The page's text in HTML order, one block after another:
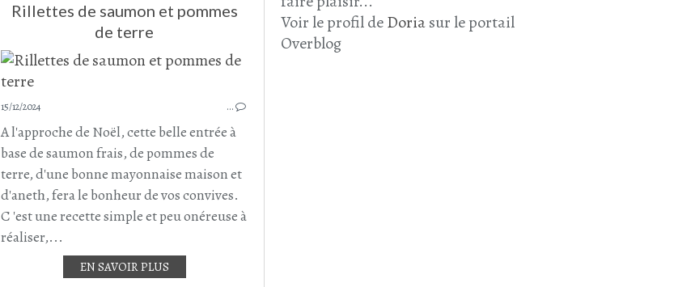
CAROTTE
CHAMPIGNONS
CHAMPIGNONS DE PARIS
Rillettes de saumon et pommes
de terre
15/12/2024 …
A l'approche de Noël, cette belle entrée à
base de saumon frais, de pommes de
terre, d'une bonne mayonnaise maison et
d'aneth, fera le bonheur de vos convives.
C 'est une recette simple et peu onéreuse à
réaliser,...
EN SAVOIR PLUSPOISSON
Voir le profil deDoriasur le portail
Overblog